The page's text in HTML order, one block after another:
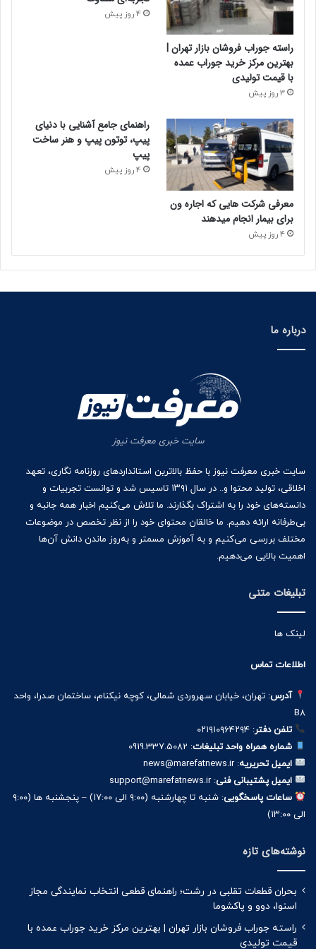
خدمات خرید فالوور اینستاگرام ممبر ، می توانید اعتبار و
محبوبیت خود را بیشتر کرده و بر روی برندینگ خود تأثیر بگذارید.
راسته جوراب فروشان بازار تهران |
بهترین مرکز خرید جوراب عمده
با قیمت تولیدی
3 روز پیش
4 روز پیش
معرفی شرکت هایی که اجاره ون
برای بیمار انجام میدهند
4 روز پیش
راهنمای جامع آشنایی با دنیای
پیپ، توتون پیپ و هنر ساخت
پیپ
4 روز پیش
درباره ما
سایت خبری معرفت نیوز
سایت خبری معرفت نیوز با حفظ بالاترین استانداردهای روزنامه نگاری، تعهد
اخلاقی، تولید محتوا و.. در سال ۱۳۹۱ تاسیس شد و توانست تجربیات و
دانسته‌های خود را به اشتراک بگذارند. ما تلاش می‌کنیم اخبار همه جانبه و
بی‌طرفانه ارائه دهیم. ما خالقان محتوای خود را از نظر تخصص در موضوعات
مختلف بررسی می‌کنیم و به آموزش مسمتر و به‌روز ماندن دانش آن‌ها
اهمیت بالایی می‌دهیم.
تبلیغات متنی
لینک ها
اطلاعات تماس
آدرس: تهران، خیابان سهروردی شمالی، کوچه نیکنام، ساختمان صدرا، واحد
B8
تلفن دفتر: ۰۲۱۹۱۰۹۶۴۲۹۴
شماره همراه واحد تبلیغات: 0919.337.5082
ایمیل تحریریه: news@marefatnews.ir
ایمیل پشتیبانی فنی: support@marefatnews.ir
ساعات پاسخگویی
: شنبه تا چهارشنبه (۹:۰۰ الی ۱۷:۰۰) – پنجشنبه ها (۹:۰۰
الی ۱۳:۰۰)
نوشته‌های تازه
بحران قطعات تقلبی در رشت؛ راهنمای قطعی انتخاب نمایندگی مجاز
اسنوا، دوو و پاکشوما
راسته جوراب فروشان بازار تهران | بهترین مرکز خرید جوراب عمده با
قیمت تولیدی